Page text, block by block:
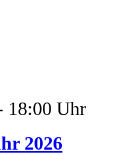
18:00 Uhr
2026